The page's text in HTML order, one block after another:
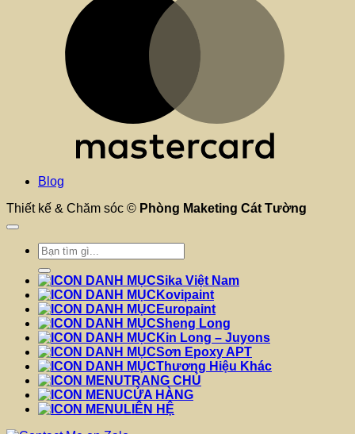
Blog
Thiết kế & Chăm sóc © Phòng Maketing Cát Tường
Tìm
kiếm:
Sika Việt Nam
Kovipaint
Europaint
Sheng Long
Kin Long – Juyons
Sơn Epoxy APT
Thương Hiệu Khác
TRANG CHỦ
CỬA HÀNG
LIÊN HỆ